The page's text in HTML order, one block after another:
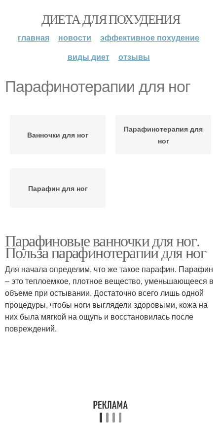
ДИЕТА ДЛЯ ПОХУДЕНИЯ
главная новости
эффективное похудение
виды диет
отзывы
Парафинотерапии для ног
Ванночки для ног
Парафинотерапия для
ног
Парафин для ног
Парафиновые ванночки для ног.
Польза парафинотерапии для ног
Для начала определим, что же такое парафин. Парафин
– это теплоемкое, плотное вещество, уменьшающееся в
объеме при остывании. Достаточно всего лишь одной
процедуры, чтобы ноги выглядели здоровыми, кожа на
них была мягкой на ощупь и восстановилась после
повреждений.